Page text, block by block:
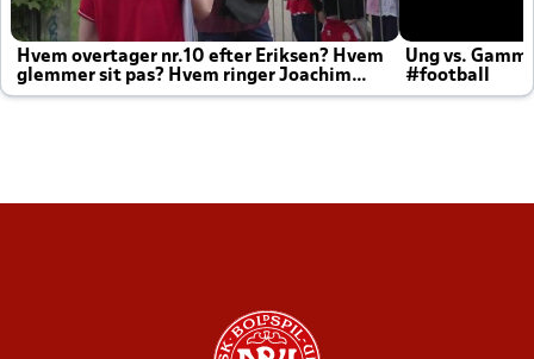
Hvem overtager nr.10 efter Eriksen? Hvem
glemmer sit pas? Hvem ringer Joachim
altid til efter kampe?
Ung vs.
#football